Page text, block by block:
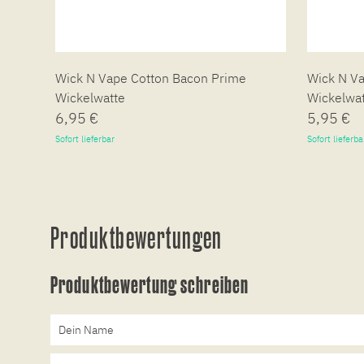
Wick N Vape Cotton Bacon Prime
Wickelwatte
6,95 €
Sofort lieferbar
Wick N
5,95 €
Sofort
Produktbewertungen
Produktbewertung schreiben